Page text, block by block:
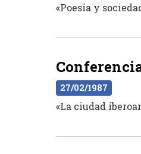
«Poesía y
27/02/1987
«La ciudad